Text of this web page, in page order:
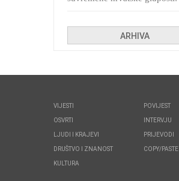
ARHIVA
VIJESTI
OSVRTI
LJUDI I KRAJEVI
DRUŠTVO I ZNANOST
KULTURA
POVIJEST
INTERVJU
PRIJEVODI
COPY/PASTE